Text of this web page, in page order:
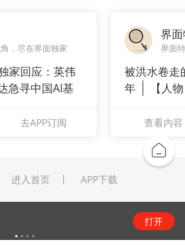
，尽在界面独家
家回应：英伟
急寻中国AI基
去APP订阅
界
界面
被洪水卷走
年
【人
查看内容
进入首页 APP下载
番，扣非净利却呈“冷暖”两
打开